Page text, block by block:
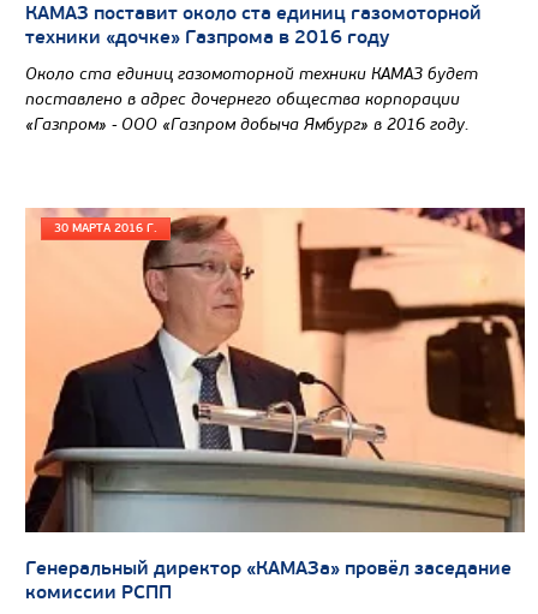
Грузоподъемность, кг
Вместимость кузова, м3
Направление разгрузки
Колесная формула
КАМАЗ поставит около ста единиц газомоторной
техники «дочке» Газпрома в 2016 году
Около ста единиц газомоторной техники КАМАЗ будет
поставлено в адрес дочернего общества корпорации
«Газпром» - ООО «Газпром добыча Ямбург» в 2016 году.
30 МАРТА 2016 Г.
Генеральный директор «КАМАЗа» провёл заседание
комиссии РСПП